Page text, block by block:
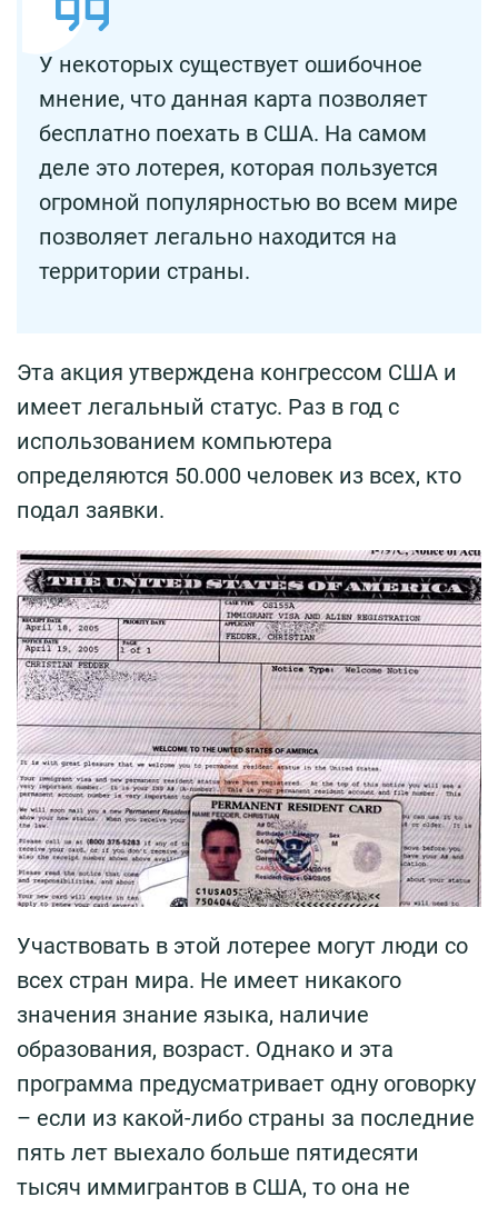
У некоторых существует ошибочное
мнение, что данная карта позволяет
бесплатно поехать в США. На самом
деле это лотерея, которая пользуется
огромной популярностью во всем мире
позволяет легально находится на
территории страны.
Эта акция утверждена конгрессом США и
имеет легальный статус. Раз в год с
использованием компьютера
определяются 50.000 человек из всех, кто
подал заявки.
Участвовать в этой лотерее могут люди со
всех стран мира. Не имеет никакого
значения знание языка, наличие
образования, возраст. Однако и эта
программа предусматривает одну оговорку
– если из какой-либо страны за последние
пять лет выехало больше пятидесяти
тысяч иммигрантов в США, то она не